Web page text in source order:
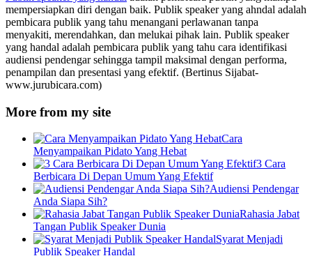
mempersiapkan diri dengan baik. Publik speaker yang ahndal adalah
pembicara publik yang tahu menangani perlawanan tanpa
menyakiti, merendahkan, dan melukai pihak lain. Publik speaker
yang handal adalah pembicara publik yang tahu cara identifikasi
audiensi pendengar sehingga tampil maksimal dengan performa,
penampilan dan presentasi yang efektif. (Bertinus Sijabat-
www.jurubicara.com)
More from my site
Cara
Menyampaikan Pidato Yang Hebat
3 Cara
Berbicara Di Depan Umum Yang Efektif
Audiensi Pendengar
Anda Siapa Sih?
Rahasia Jabat
Tangan Publik Speaker Dunia
Syarat Menjadi
Publik Speaker Handal